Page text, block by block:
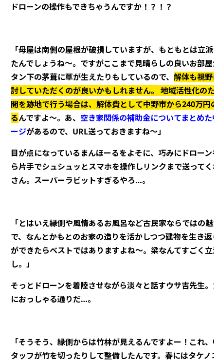
ドローンの操作もできちゃうんですか！？！？
「母屋は南側の屋根が破損していますが、もともとは立派
たんでしょうね～。ですがここまで見晴らしの良いお部屋
タン下の茅葺に草が生えたりもしているので、 解体も視野
討していただくのが良いかもしれません。 地域活性化のた
開を跡地で行う場合は、解体費として中野市から240万円
るんですよ～。あ、 空き家関係の補助金についてまとめた
ージがあるので、URL送っておきますね～」
目が点になっているまんほーるをよそに、巧みにドローン
ら片手でシュシュッとスマホを操作しリンクまで送ってく
さん。スーパーラビットすぎるやろ…。
「とはいえ縁側や風情あるお風呂など古民家ならではの魅
で、なんとかもとのお家の造りを活かしつつ建物を生き返
ができたらベストではありますよね～。梁なんてすごく立
し。」
そっとドローンを着陸させながら淡々と話すウサ吉先生。
におっしゃる通りだ…。
「そうそう、縁側からは竹林が見えるんですよー！これ、
タッフが竹を切ったりして整備したんです。春にはタケノ